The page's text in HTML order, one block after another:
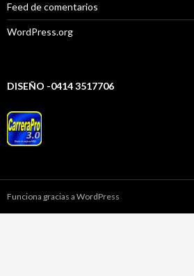
Feed de comentarios
WordPress.org
DISEÑO -0414 3517706
Funciona gracias a WordPress